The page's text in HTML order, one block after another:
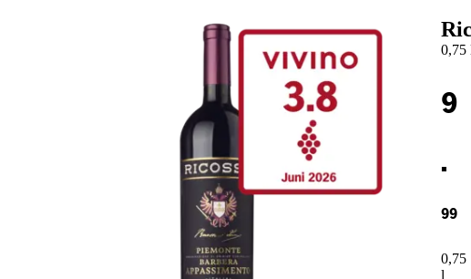
0,75
9
.
99
0,75
l